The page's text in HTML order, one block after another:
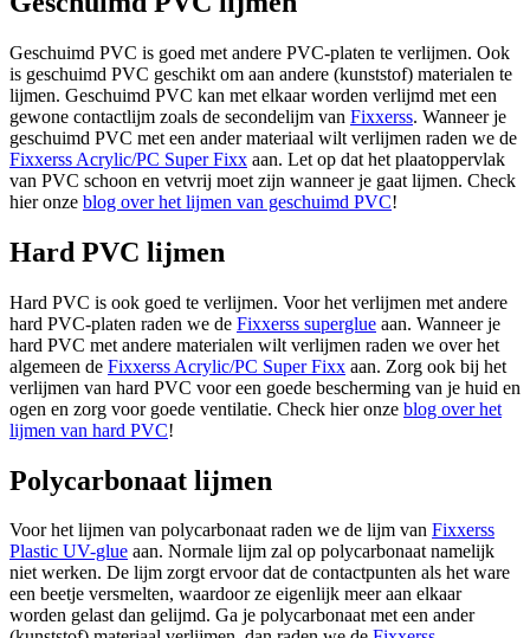
Geschuimd PVC is goed met andere PVC-platen te verlijmen. Ook
is geschuimd PVC geschikt om aan andere (kunststof) materialen te
lijmen. Geschuimd PVC kan met elkaar worden verlijmd met een
gewone contactlijm zoals de secondelijm van Fixxerss. Wanneer je
geschuimd PVC met een ander materiaal wilt verlijmen raden we de
Fixxerss Acrylic/PC Super Fixx aan. Let op dat het plaatoppervlak
van PVC schoon en vetvrij moet zijn wanneer je gaat lijmen. Check
hier onze blog over het lijmen van geschuimd PVC!
Hard PVC lijmen
Hard PVC is ook goed te verlijmen. Voor het verlijmen met andere
hard PVC-platen raden we de Fixxerss superglue aan. Wanneer je
hard PVC met andere materialen wilt verlijmen raden we over het
algemeen de Fixxerss Acrylic/PC Super Fixx aan. Zorg ook bij het
verlijmen van hard PVC voor een goede bescherming van je huid en
ogen en zorg voor goede ventilatie. Check hier onze blog over het
lijmen van hard PVC!
Polycarbonaat lijmen
Voor het lijmen van polycarbonaat raden we de lijm van Fixxerss
Plastic UV-glue aan. Normale lijm zal op polycarbonaat namelijk
niet werken. De lijm zorgt ervoor dat de contactpunten als het ware
een beetje versmelten, waardoor ze eigenlijk meer aan elkaar
worden gelast dan gelijmd. Ga je polycarbonaat met een ander